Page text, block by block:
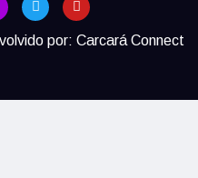
por: Carcará Connect